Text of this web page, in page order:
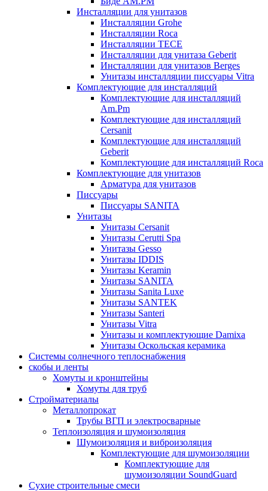
Инсталляции для унитазов
Инсталляции Grohe
Инсталляции Roca
Инсталляции TECE
Инсталляции для унитаза Geberit
Инсталляции для унитазов Berges
Унитазы инсталляции писсуары Vitra
Комплектующие для инсталляций
Комплектующие для инсталляций
Am.Pm
Комплектующие для инсталляций
Cersanit
Комплектующие для инсталляций
Geberit
Комплектующие для инсталляций Roca
Комплектующие для унитазов
Арматура для унитазов
Писсуары
Писсуары SANITA
Унитазы
Унитазы Cersanit
Унитазы Cerutti Spa
Унитазы Gesso
Унитазы IDDIS
Унитазы Keramin
Унитазы SANITA
Унитазы Sanita Luxe
Унитазы SANTEK
Унитазы Santeri
Унитазы Vitra
Унитазы и комплектующие Damixa
Унитазы Оскольская керамика
Системы солнечного теплоснабжения
скобы и ленты
Хомуты и кронштейны
Хомуты для труб
Стройматериалы
Металлопрокат
Трубы ВГП и электросварные
Теплоизоляция и шумоизоляция
Шумоизоляция и виброизоляция
Комплектующие для шумоизоляции
Комплектующие для
шумоизоляции SoundGuard
Сухие строительные смеси